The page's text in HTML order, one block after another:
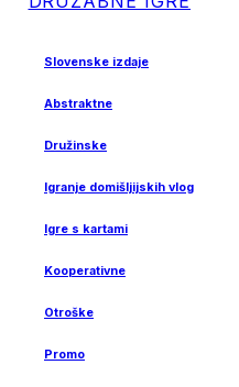
Slovenske izdaje
Abstraktne
Družinske
Igranje domišljijskih vlog
Igre s kartami
Kooperativne
Otroške
Promo